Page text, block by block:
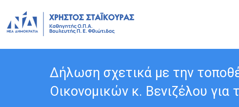
Δήλωση σχετικά με την
Οικονομικών κ. Βενιζέλου για